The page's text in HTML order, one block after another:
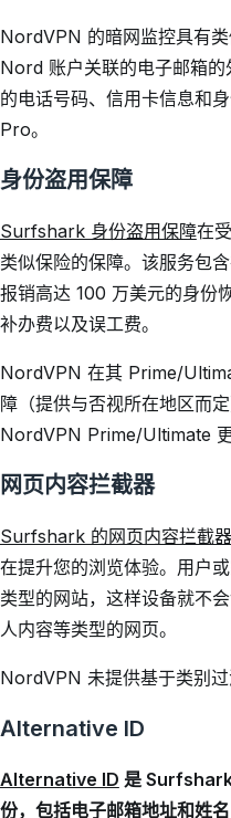
NordVPN 的暗网监控具有
Nord 账户关联的电子邮箱
的电话号码、信用卡信息和
Pro。
身份盗用保障
Surfshark 身份盗用保障在
类似保险的保障。该服务包
报销高达 100 万美元的身份
补办费以及误工费。
NordVPN 在其 Prime/
障（提供与否视所在地区而
NordVPN Prime/Ultimate 更
网页内容拦截器
Surfshark 的网页内容拦截器
在提升您的浏览体验。用户
类型的网站，这样设备就不
人内容等类型的网页。
NordVPN 未提供基于类别过
Alternative ID
Alternative ID 是
份，包括电子邮箱地址和姓